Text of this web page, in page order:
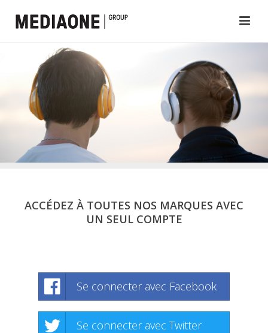
ACCÉDEZ À TOUTES NOS MARQUES AVEC
UN SEUL COMPTE
Se connecter avec Facebook
Se connecter avec Twitter